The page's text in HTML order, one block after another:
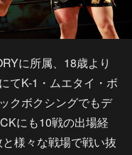
に所属、18歳より
てK-1・ムエタイ・ボ
クボクシングでもデ
にも10戦の出場経
様々な戦場で戦い抜